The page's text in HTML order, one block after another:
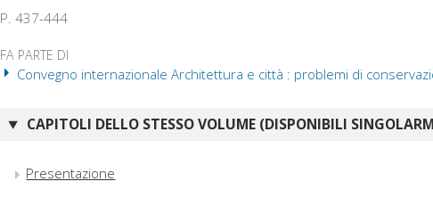
P. 437-444
FA PARTE DI
Convegno internazionale Architettura e città : problemi di
CAPITOLI DELLO STESSO VOLUME (DISPONIBILI
Presentazione